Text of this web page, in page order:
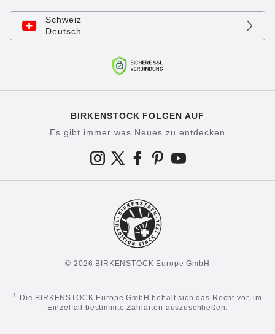
Schweiz
Deutsch
BIRKENSTOCK FOLGEN AUF
Es gibt immer was Neues zu entdecken
© 2026 BIRKENSTOCK Europe GmbH
1
Die BIRKENSTOCK Europe GmbH behält sich das Recht vor, im
Einzelfall bestimmte Zahlarten auszuschließen.